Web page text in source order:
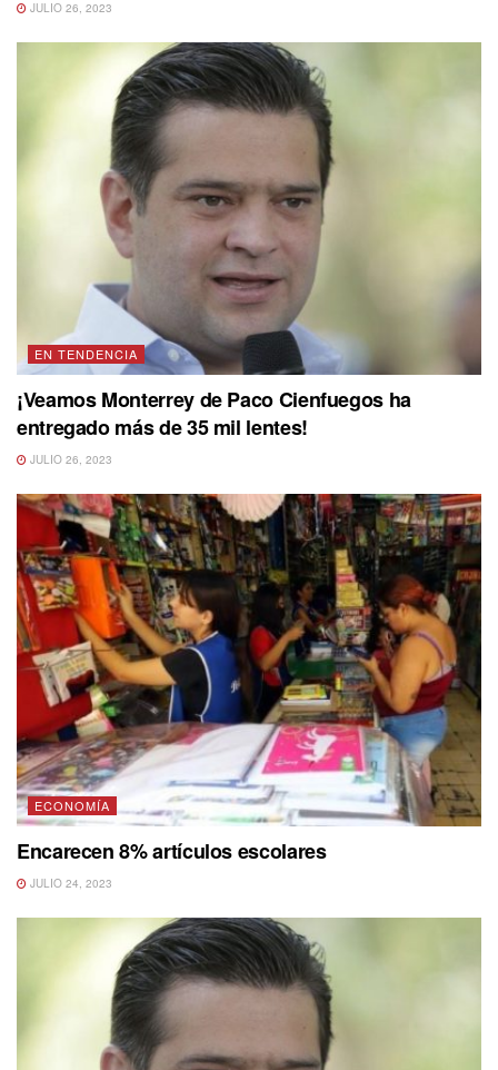
JULIO 26, 2023
EN TENDENCIA
¡Veamos Monterrey de Paco Cienfuegos ha
entregado más de 35 mil lentes!
JULIO 26, 2023
ECONOMÍA
Encarecen 8% artículos escolares
JULIO 24, 2023